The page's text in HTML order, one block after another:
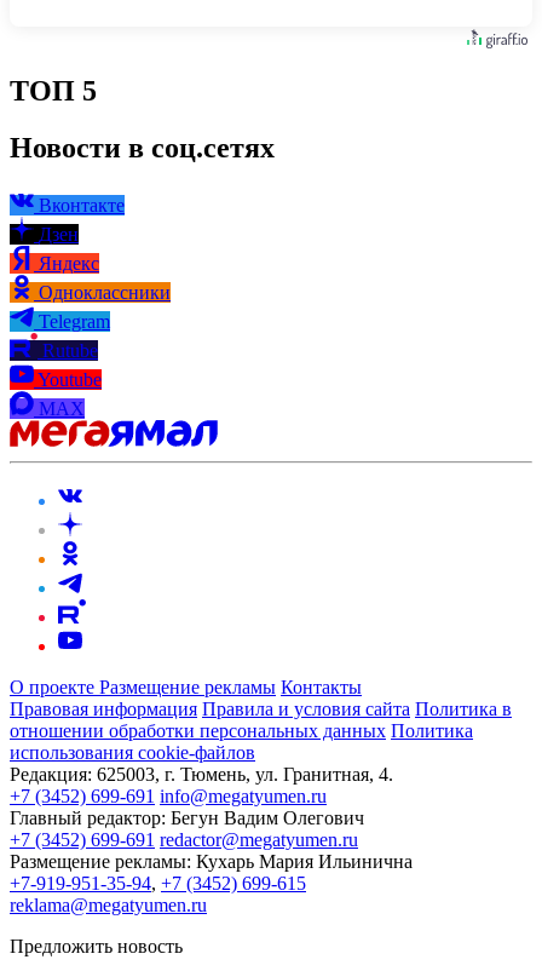
ТОП 5
Новости в соц.сетях
Вконтакте
Дзен
Яндекс
Одноклассники
Telegram
Rutube
Youtube
MAX
О проекте Размещение рекламы Контакты
Правовая информация Правила и условия сайта Политика в
отношении обработки персональных данных Политика
использования cookie-файлов
Редакция: 625003, г. Тюмень, ул. Гранитная, 4.
+7 (3452) 699-691 info@megatyumen.ru
Главный редактор: Бегун Вадим Олегович
+7 (3452) 699-691 redactor@megatyumen.ru
Размещение рекламы: Кухарь Мария Ильинична
+7-919-951-35-94, +7 (3452) 699-615
reklama@megatyumen.ru
Предложить новость